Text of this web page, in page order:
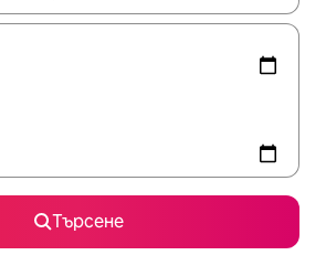
Търсене